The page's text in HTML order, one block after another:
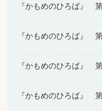
『かもめのひろば』
『かもめのひろば』
『かもめのひろば』
『かもめのひろば』